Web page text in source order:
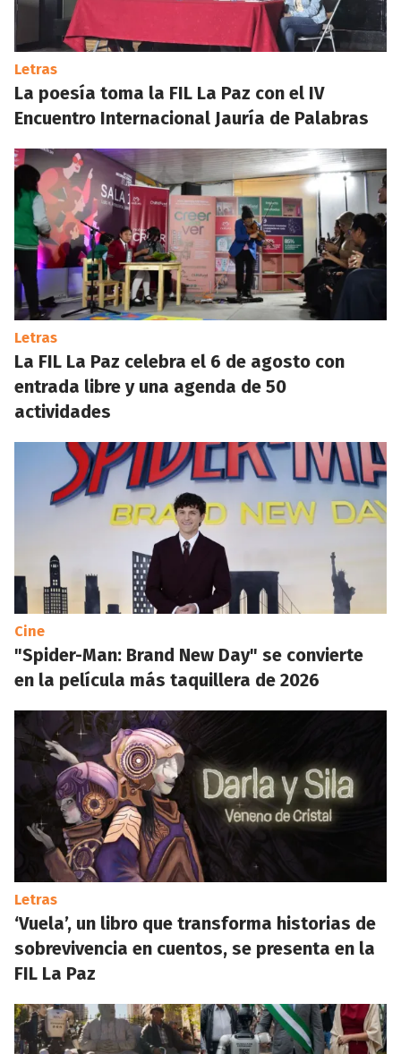
Letras
La poesía toma la FIL La Paz con el IV
Encuentro Internacional Jauría de Palabras
Letras
La FIL La Paz celebra el 6 de agosto con
entrada libre y una agenda de 50
actividades
Cine
"Spider-Man: Brand New Day" se convierte
en la película más taquillera de 2026
Letras
‘Vuela’, un libro que transforma historias de
sobrevivencia en cuentos, se presenta en la
FIL La Paz